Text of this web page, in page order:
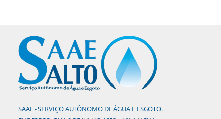
SAAE - SERVIÇO AUTÔNOMO DE ÁGUA E ESGOTO.